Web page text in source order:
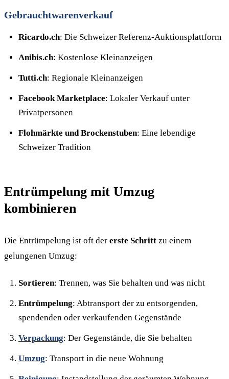
Gebrauchtwarenverkauf
Ricardo.ch: Die Schweizer Referenz-Auktionsplattform
Anibis.ch: Kostenlose Kleinanzeigen
Tutti.ch: Regionale Kleinanzeigen
Facebook Marketplace: Lokaler Verkauf unter
Privatpersonen
Flohmärkte und Brockenstuben: Eine lebendige
Schweizer Tradition
Entrümpelung mit Umzug
kombinieren
Die Entrümpelung ist oft der erste Schritt zu einem
gelungenen Umzug:
Sortieren: Trennen, was Sie behalten und was nicht
Entrümpelung: Abtransport der zu entsorgenden,
spendenden oder verkaufenden Gegenstände
Verpackung: Der Gegenstände, die Sie behalten
Umzug: Transport in die neue Wohnung